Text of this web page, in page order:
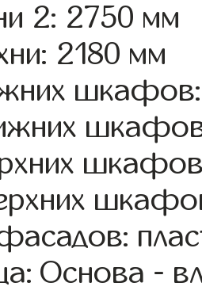
2: 2750 мм
2180 мм
Основа -